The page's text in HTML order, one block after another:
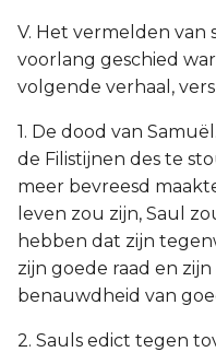
V. Het vermelden van
voorlang geschied
volgende verhaal, vers
1. De dood van
de Filistijnen des te
meer bevreesd
leven zou zijn, Saul
hebben dat zijn
zijn goede raad en
benauwdheid van
2. Sauls edict tegen